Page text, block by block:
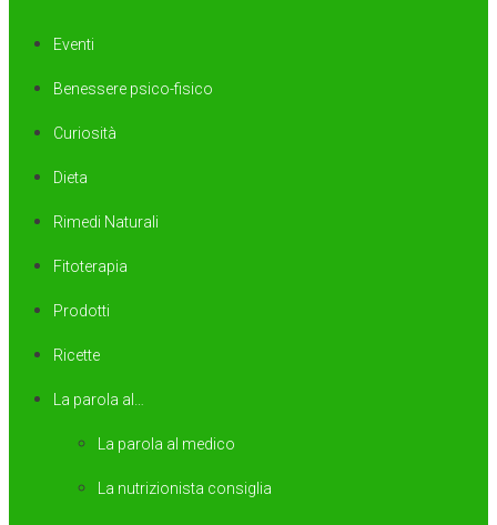
Eventi
Benessere psico-fisico
Curiosità
Dieta
Rimedi Naturali
Fitoterapia
Prodotti
Ricette
La parola al…
La parola al medico
La nutrizionista consiglia